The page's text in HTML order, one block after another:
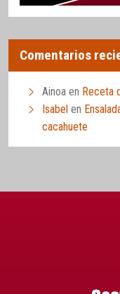
Comentarios
Ainoa en Receta
Isabel en
cacahuete